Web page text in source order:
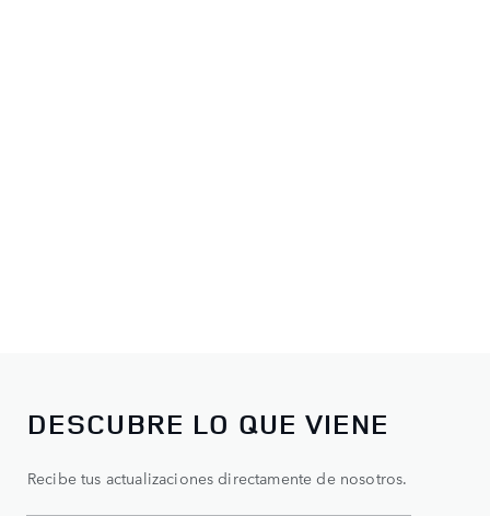
DESCUBRE LO QUE VIENE
Recibe tus actualizaciones directamente de nosotros.